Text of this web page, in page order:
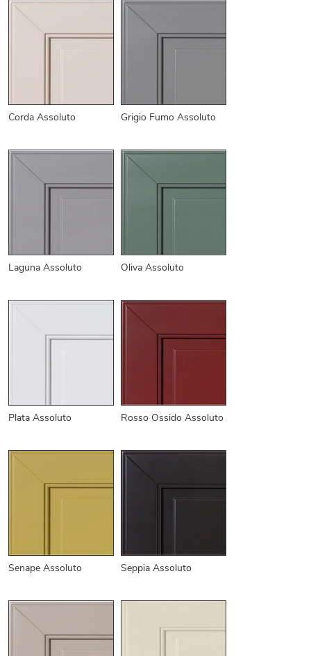
Corda Assoluto Grigio Fumo Assoluto
Laguna Assoluto Oliva Assoluto
Plata Assoluto Rosso Ossido Assoluto
Senape Assoluto Seppia Assoluto